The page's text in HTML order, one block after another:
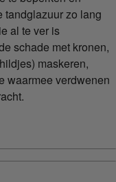
tandglazuur zo lang
al te ver is
schade met kronen,
maskeren,
waarmee verdwenen